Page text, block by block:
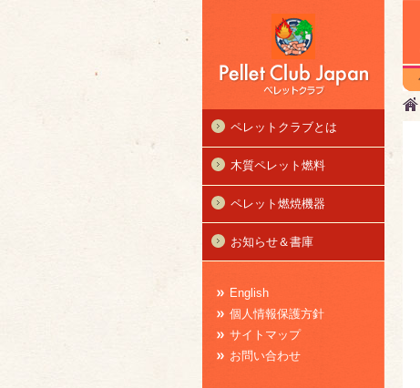
ペレットクラブとは
木質ペレット燃料
ペレット燃焼機器
お知らせ＆書庫
English
個人情報保護方針
サイトマップ
お問い合わせ